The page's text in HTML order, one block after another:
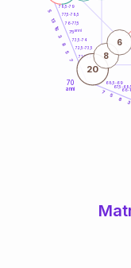
70
anni 66-
67,5-68,5
68,5-69
71-72,5
72,5-73,5
73,5-74
76-77,5
77,5-78,5
78,5-79
3
8
5
7
7
5
8
3
16
13
5
20
8
6
75anni